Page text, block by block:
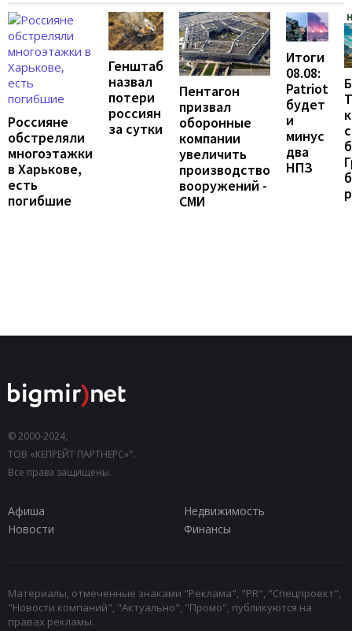
Россияне
обстреляли
многоэтажки
в Харькове,
есть
погибшие
Генштаб
назвал
потери
россиян
за сутки
Пентагон
призвал
оборонные
компании
увеличить
производство
вооружений -
СМИ
Итоги
08.08:
Patriot
будет
и
минус
два
НПЗ
© 2000-2024,
ТОВ «КЕПРЕЙТ ПАРТНЕРС»".
Все права защищены.
Афиша
Недвижимость
Новости
Финансы
Материалы, отмеченные знаками "Реклама", "PR", "Спецпроект",
"Новости компаний", "Актуально", "Промо", публикуются на
правах рекламы.